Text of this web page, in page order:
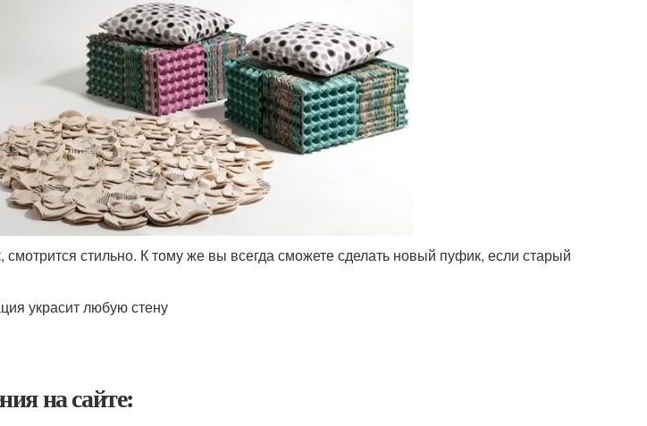
стильно. К тому же вы всегда сможете сделать новый пуфик, если старый
украсит любую стену
на сайте: